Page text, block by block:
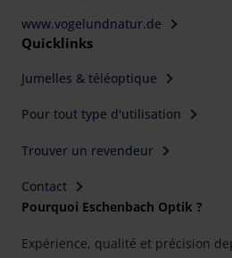
www.vogelundnatur.de
Quicklinks
Jumelles & téléoptique
Pour tout type d'utilisation
Trouver un revendeur
Contact
Pourquoi Eschenbach Optik ?
Expérience, qualité et précision